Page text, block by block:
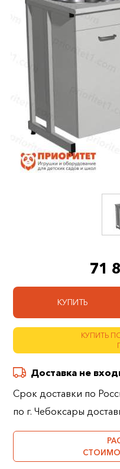
71
КУПИТЬ
КУПИТЬ
Доставка не
Срок доставки по
по г. Чебоксары